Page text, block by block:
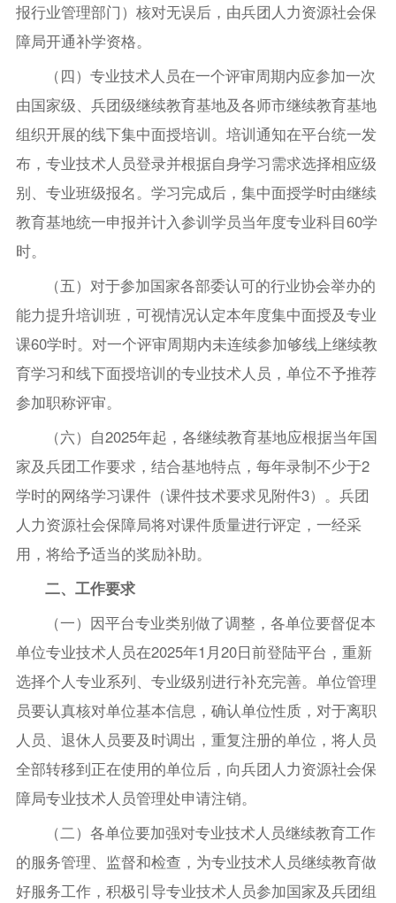
报行业管理部门）核对无误后，由兵团人力资源社会保
障局开通补学资格。
（四）专业技术人员在一个评审周期内应参加一次
由国家级、兵团级继续教育基地及各师市继续教育基地
组织开展的线下集中面授培训。培训通知在平台统一发
布，专业技术人员登录并根据自身学习需求选择相应级
别、专业班级报名。学习完成后，集中面授学时由继续
教育基地统一申报并计入参训学员当年度专业科目60学
时。
（五）对于参加国家各部委认可的行业协会举办的
能力提升培训班，可视情况认定本年度集中面授及专业
课60学时。对一个评审周期内未连续参加够线上继续教
育学习和线下面授培训的专业技术人员，单位不予推荐
参加职称评审。
（六）自2025年起，各继续教育基地应根据当年国
家及兵团工作要求，结合基地特点，每年录制不少于2
学时的网络学习课件（课件技术要求见附件3）。兵团
人力资源社会保障局将对课件质量进行评定，一经采
用，将给予适当的奖励补助。
二、工作要求
（一）因平台专业类别做了调整，各单位要督促本
单位专业技术人员在2025年1月20日前登陆平台，重新
选择个人专业系列、专业级别进行补充完善。单位管理
员要认真核对单位基本信息，确认单位性质，对于离职
人员、退休人员要及时调出，重复注册的单位，将人员
全部转移到正在使用的单位后，向兵团人力资源社会保
障局专业技术人员管理处申请注销。
（二）各单位要加强对专业技术人员继续教育工作
的服务管理、监督和检查，为专业技术人员继续教育做
好服务工作，积极引导专业技术人员参加国家及兵团组